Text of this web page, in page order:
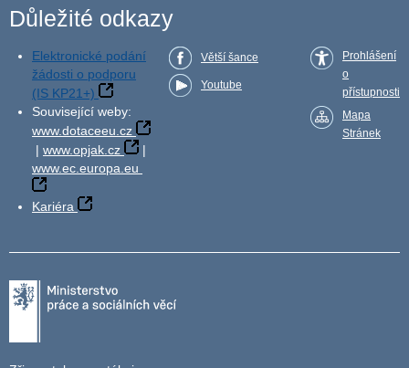
Důležité odkazy
Elektronické podání
žádosti o podporu
(IS KP21+)
Související weby:
www.dotaceeu.cz
| www.opjak.cz
|
www.ec.europa.eu
Kariéra
Větší šance
Youtube
Prohlášení
o
přístupnosti
Mapa
Stránek